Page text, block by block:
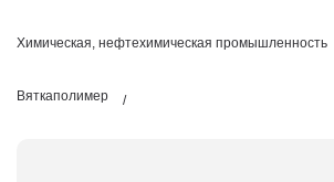
Химическая, нефтехимическая промышленность
Вяткаполимер